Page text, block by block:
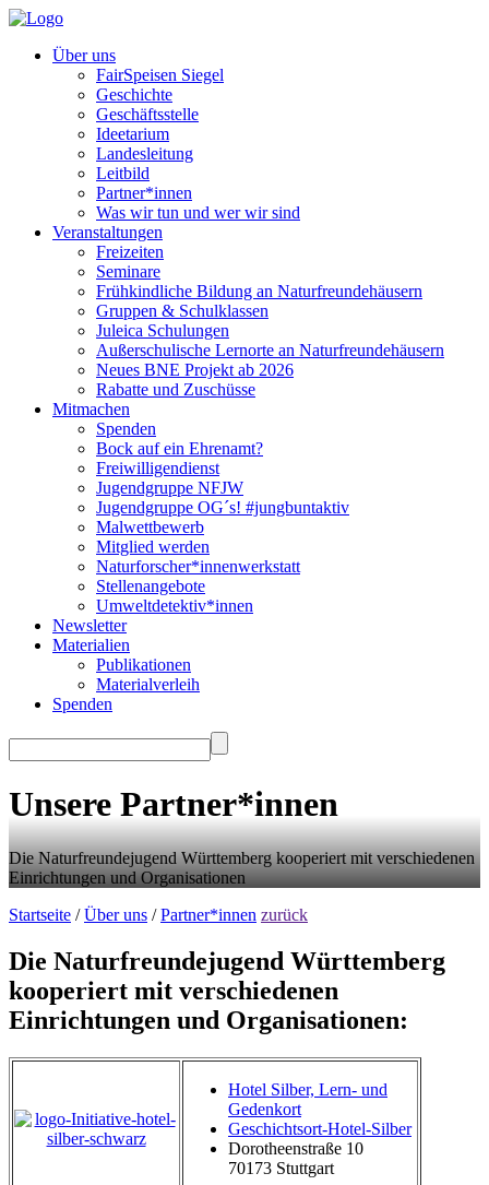
Über uns
FairSpeisen Siegel
Geschichte
Geschäftsstelle
Ideetarium
Landesleitung
Leitbild
Partner*innen
Was wir tun und wer wir sind
Veranstaltungen
Freizeiten
Seminare
Frühkindliche Bildung an Naturfreundehäusern
Gruppen & Schulklassen
Juleica Schulungen
Außerschulische Lernorte an Naturfreundehäusern
Neues BNE Projekt ab 2026
Rabatte und Zuschüsse
Mitmachen
Spenden
Bock auf ein Ehrenamt?
Freiwilligendienst
Jugendgruppe NFJW
Jugendgruppe OG´s! #jungbuntaktiv
Malwettbewerb
Mitglied werden
Naturforscher*innenwerkstatt
Stellenangebote
Umweltdetektiv*innen
Newsletter
Materialien
Publikationen
Materialverleih
Spenden
Unsere Partner*innen
Die Naturfreundejugend Württemberg kooperiert mit verschiedenen
Einrichtungen und Organisationen
Startseite /Über uns /Partner*innen zurück
Die Naturfreundejugend Württemberg
kooperiert mit verschiedenen
Einrichtungen und Organisationen:
Hotel Silber, Lern- und
Gedenkort
Geschichtsort-Hotel-Silber
Dorotheenstraße 10
70173 Stuttgart